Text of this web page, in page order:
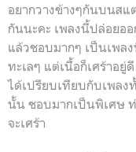
อยากวางข้างๆกันบนส
กันนะคะ เพลงนี้ปล่อยอ
แล้วชอบมากๆ เป็นเพล
ทะเลๆ แต่เนื้อก็เศร้าอ
ได้เปรียบเทียบกับเพลง
นั้น ชอบมากเป็นพิเศษ
จะเศร้า